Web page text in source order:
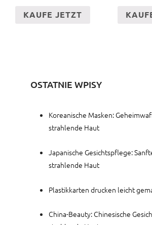
KAUFE JETZT
OSTATNIE WPISY
Koreanische Masken:
strahlende Haut
Japanische Gesichtspflege:
strahlende Haut
Plastikkarten drucken leicht
China-Beauty: Chinesische